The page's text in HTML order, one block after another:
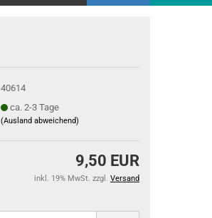
40614
ca. 2-3 Tage
(Ausland abweichend)
9,50 EUR
inkl. 19% MwSt. zzgl. Versand